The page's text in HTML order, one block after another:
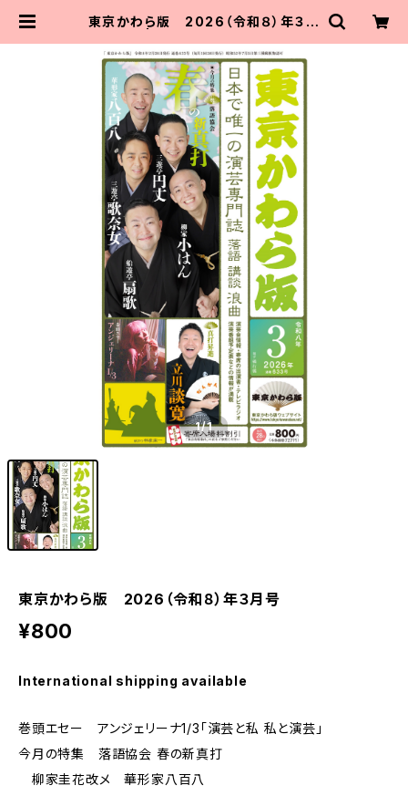
東京かわら版 2026（令和８）年３月
1/1
東京かわら版 2026（令和８）年３月号
¥800
International shipping available
巻頭エセー アンジェリーナ1/3「演芸と私 私と演芸」
今月の特集 落語協会 春の新真打
柳家圭花改メ 華形家八百八